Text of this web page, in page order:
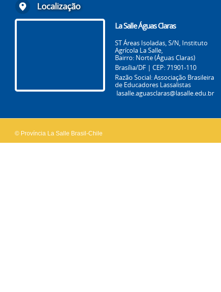
Localização
La Salle Águas Claras
ST Áreas Isoladas, S/N, Instituto
Agrícola La Salle,
Bairro: Norte (Águas Claras)
Brasília/DF | CEP: 71901-110
Razão Social: Associação Brasileira
de Educadores Lassalistas
lasalle.aguasclaras@lasalle.edu.br
© Província La Salle Brasil-Chile